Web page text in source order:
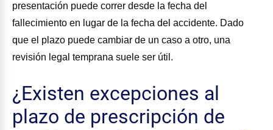
presentación puede correr desde la fecha del
fallecimiento en lugar de la fecha del accidente. Dado
que el plazo puede cambiar de un caso a otro, una
revisión legal temprana suele ser útil.
¿Existen excepciones al
plazo de prescripción de